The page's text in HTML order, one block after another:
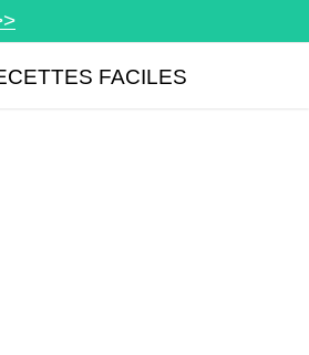
FACILES